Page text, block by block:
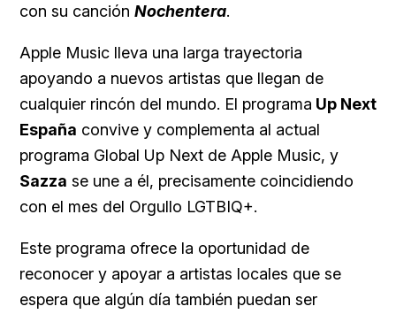
con su canción Nochentera.
Apple Music lleva una larga trayectoria
apoyando a nuevos artistas que llegan de
cualquier rincón del mundo. El programa Up Next
España convive y complementa al actual
programa Global Up Next de Apple Music, y
Sazza se une a él, precisamente coincidiendo
con el mes del Orgullo LGTBIQ+.
Este programa ofrece la oportunidad de
reconocer y apoyar a artistas locales que se
espera que algún día también puedan ser